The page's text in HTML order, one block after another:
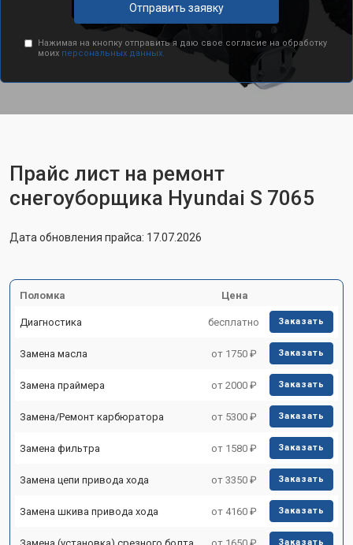
Отправить заявку
Нажимая на кнопку отправить я даю свое согласие на обработку
моих персональных данных.
Прайс лист на ремонт
снегоуборщика Hyundai S 7065
Дата обновления прайса: 17.07.2026
Поломка Цена
Диагностика бесплатно Заказать
Замена масла от 1750 ₽ Заказать
Замена праймера от 2000 ₽ Заказать
Замена/Pемонт карбюратора от 5300 ₽ Заказать
Замена фильтра от 1580 ₽ Заказать
Замена цепи привода хода от 3350 ₽ Заказать
Замена шкива привода хода от 4160 ₽ Заказать
Замена (установка) срезного болта от 1650 ₽ Заказать